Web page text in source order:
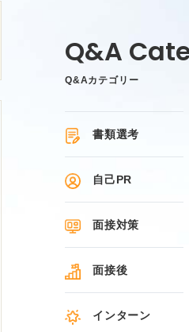
Q&Aカテゴリー
書類選考
自己PR
面接対策
面接後
インターン